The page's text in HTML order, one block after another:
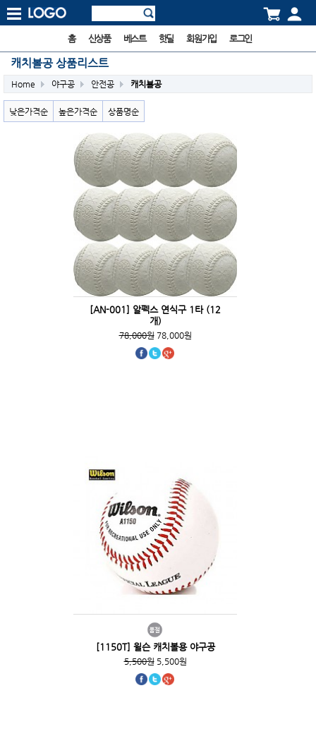
홈 신상품 베스트 핫딜 회원가입 로그인
캐치볼공 상품리스트
Home 야구공 안전공 캐치볼공
낮은가격순 높은가격순 상품명순
[AN-001] 알펙스 연식구 1타 (12
개)
78,000원78,000원
[1150T] 윌슨 캐치볼용 야구공
5,500원5,500원